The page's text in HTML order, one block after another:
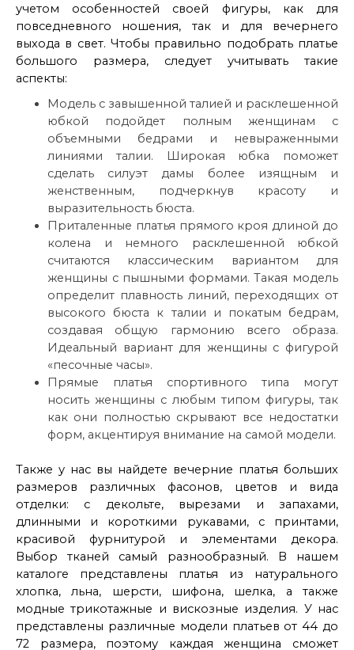
учетом особенностей своей фигуры, как для
повседневного ношения, так и для вечернего
выхода в свет. Чтобы правильно подобрать платье
большого размера, следует учитывать такие
аспекты:
Модель с завышенной талией и расклешенной
юбкой подойдет полным женщинам с
объемными бедрами и невыраженными
линиями талии. Широкая юбка поможет
сделать силуэт дамы более изящным и
женственным, подчеркнув красоту и
выразительность бюста.
Приталенные платья прямого кроя длиной до
колена и немного расклешенной юбкой
считаются классическим вариантом для
женщины с пышными формами. Такая модель
определит плавность линий, переходящих от
высокого бюста к талии и покатым бедрам,
создавая общую гармонию всего образа.
Идеальный вариант для женщины с фигурой
«песочные часы».
Прямые платья спортивного типа могут
носить женщины с любым типом фигуры, так
как они полностью скрывают все недостатки
форм, акцентируя внимание на самой модели.
Также у нас вы найдете вечерние платья больших
размеров различных фасонов, цветов и вида
отделки: с декольте, вырезами и запахами,
длинными и короткими рукавами, с принтами,
красивой фурнитурой и элементами декора.
Выбор тканей самый разнообразный. В нашем
каталоге представлены платья из натурального
хлопка, льна, шерсти, шифона, шелка, а также
модные трикотажные и вискозные изделия. У нас
представлены различные модели платьев от 44 до
72 размера, поэтому каждая женщина сможет